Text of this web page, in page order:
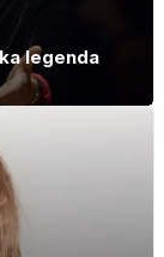
legenda